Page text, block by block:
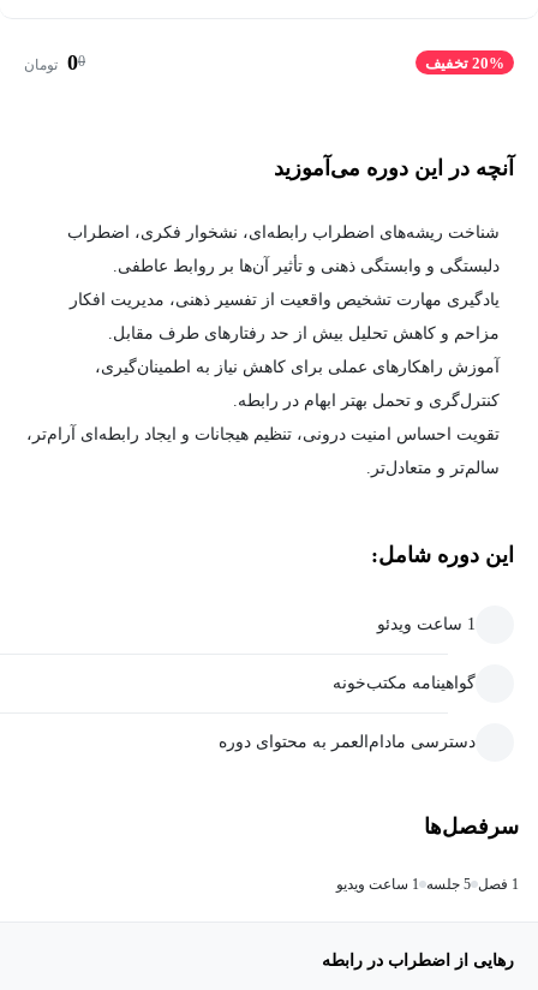
20% تخفیف 0
0 تومان
آنچه در این دوره می‌آموزید
شناخت ریشه‌های اضطراب رابطه‌ای، نشخوار فکری، اضطراب
دلبستگی و وابستگی ذهنی و تأثیر آن‌ها بر روابط عاطفی.
یادگیری مهارت تشخیص واقعیت از تفسیر ذهنی، مدیریت افکار
مزاحم و کاهش تحلیل بیش از حد رفتارهای طرف مقابل.
آموزش راهکارهای عملی برای کاهش نیاز به اطمینان‌گیری،
کنترل‌گری و تحمل بهتر ابهام در رابطه.
تقویت احساس امنیت درونی، تنظیم هیجانات و ایجاد رابطه‌ای آرام‌تر،
سالم‌تر و متعادل‌تر.
این دوره شامل:
1 ساعت ویدئو
گواهینامه مکتب‌خونه
دسترسی مادام‌العمر به محتوای دوره
سرفصل‌ها
1 فصل 5 جلسه 1 ساعت ویدیو
رهایی از اضطراب در رابطه